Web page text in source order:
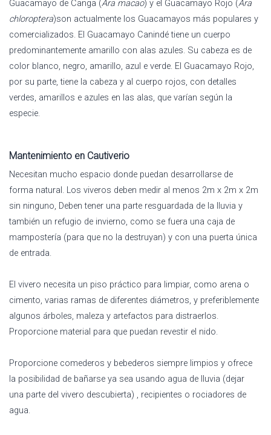
Guacamayo de Canga (Ara macao) y el Guacamayo Rojo (Ara
chloroptera)son actualmente los Guacamayos más populares y
comercializados. El Guacamayo Canindé tiene un cuerpo
predominantemente amarillo con alas azules. Su cabeza es de
color blanco, negro, amarillo, azul e verde. El Guacamayo Rojo,
por su parte, tiene la cabeza y al cuerpo rojos, con detalles
verdes, amarillos e azules en las alas, que varían según la
especie.
Mantenimiento en Cautiverio
Necesitan mucho espacio donde puedan desarrollarse de
forma natural. Los viveros deben medir al menos 2m x 2m x 2m
sin ninguno, Deben tener una parte resguardada de la lluvia y
también un refugio de invierno, como se fuera una caja de
mampostería (para que no la destruyan) y con una puerta única
de entrada.
El vivero necesita un piso práctico para limpiar, como arena o
cimento, varias ramas de diferentes diámetros, y preferiblemente
algunos árboles, maleza y artefactos para distraerlos.
Proporcione material para que puedan revestir el nido.
Proporcione comederos y bebederos siempre limpios y ofrece
la posibilidad de bañarse ya sea usando agua de lluvia (dejar
una parte del vivero descubierta) , recipientes o rociadores de
agua.